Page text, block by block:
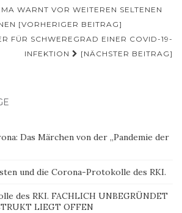
WARNT VOR WEITEREN SELTENEN
[VORHERIGER BEITRAG]
FÜR SCHWEREGRAD EINER COVID-19-
INFEKTION
[NÄCHSTER BEITRAG]
Das Märchen von der „Pandemie der
und die Corona-Protokolle des RKI.
des RKI. FACHLICH UNBEGRÜNDET
LIEGT OFFEN